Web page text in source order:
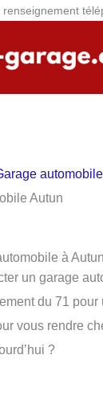
renseignement
Autun
à
un garage
du 71 pour
vous rendre
?